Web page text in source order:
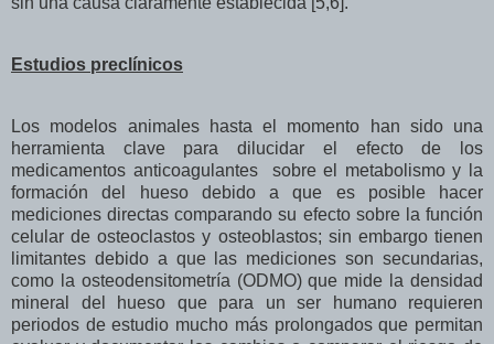
Estudios preclínicos
Los modelos animales hasta el momento han sido una
herramienta clave para dilucidar el efecto de los
medicamentos anticoagulantes sobre el metabolismo y la
formación del hueso debido a que es posible hacer
mediciones directas comparando su efecto sobre la función
celular de osteoclastos y osteoblastos; sin embargo tienen
limitantes debido a que las mediciones son secundarias,
como la osteodensitometría (ODMO) que mide la densidad
mineral del hueso que para un ser humano requieren
periodos de estudio mucho más prolongados que permitan